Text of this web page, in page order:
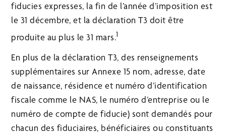
fiducies expresses, la fin de l’année d’imposition est
le 31 décembre, et la déclaration T3 doit être
produite au plus le 31 mars.1
En plus de la déclaration T3, des renseignements
supplémentaires sur Annexe 15 nom, adresse, date
de naissance, résidence et numéro d’identification
fiscale comme le NAS, le numéro d’entreprise ou le
numéro de compte de fiducie) sont demandés pour
chacun des fiduciaires, bénéficiaires ou constituants